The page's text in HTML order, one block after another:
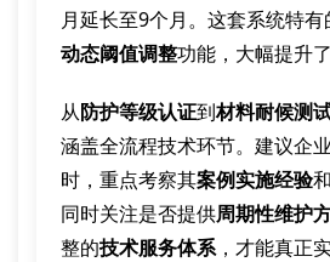
月延长至9个月。这套系统特有
动态阈值调整功能，大幅提升
从防护等级认证到材料耐候测
涵盖全流程技术环节。建议企
时，重点考察其案例实施经验
同时关注是否提供周期性维护
整的技术服务体系，才能真正